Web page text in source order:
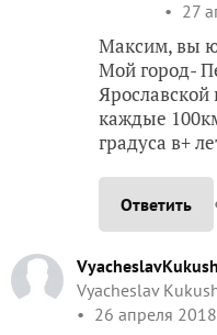
27
Максим, вы
Мой город-
Ярославской
каждые
градуса в+
Ответить
Vyacheslav
26 апреля